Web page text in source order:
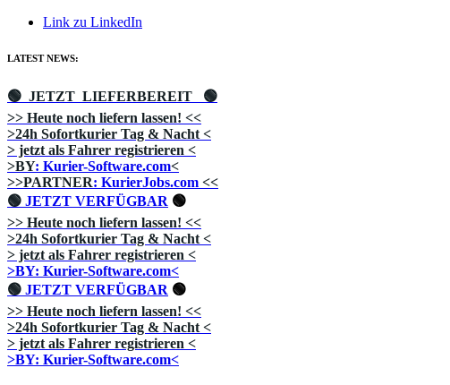
Link zu LinkedIn
LATEST NEWS:
🟢 JETZT LIEFERBEREIT
🟢
>> Heute noch liefern lassen! <<
>24h Sofortkurier Tag & Nacht <
> jetzt als Fahrer registrieren <
>BY: Kurier-Software.com<
>>PARTNER: KurierJobs.com <<
🟢 JETZT VERFÜGBAR 🟢
>> Heute noch liefern lassen! <<
>24h Sofortkurier Tag & Nacht <
> jetzt als Fahrer registrieren <
>BY: Kurier-Software.com<
🟢 JETZT VERFÜGBAR 🟢
>> Heute noch liefern lassen! <<
>24h Sofortkurier Tag & Nacht <
> jetzt als Fahrer registrieren <
>BY: Kurier-Software.com<